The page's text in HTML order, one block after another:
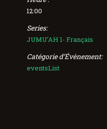
12:00
Series:
JUMU’AH 1- Français
Catégorie d’Évènement:
eventsList